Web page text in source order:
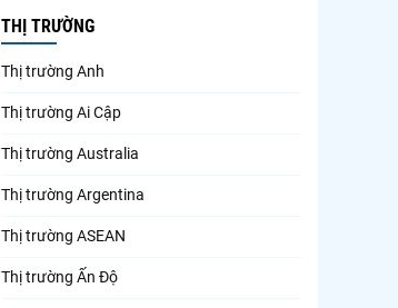
THỊ TRƯỜNG
Thị trường Anh
Thị trường Ai Cập
Thị trường Australia
Thị trường Argentina
Thị trường ASEAN
Thị trường Ấn Độ